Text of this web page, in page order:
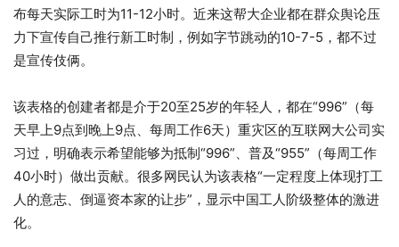
布每天实际工时为11-12小时。近来这帮大企业都在群众舆论压
力下宣传自己推行新工时制，例如字节跳动的10-7-5，都不过
是宣传伎俩。
该表格的创建者都是介于20至25岁的年轻人，都在“996”（每
天早上9点到晚上9点、每周工作6天）重灾区的互联网大公司实
习过，明确表示希望能够为抵制“996”、普及“955”（每周工作
40小时）做出贡献。很多网民认为该表格“一定程度上体现打工
人的意志、倒逼资本家的让步”，显示中国工人阶级整体的激进
化。